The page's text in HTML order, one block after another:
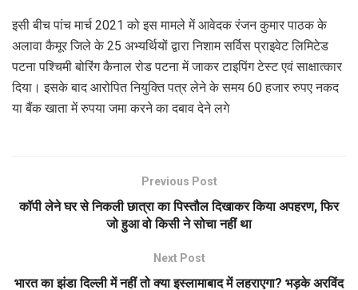
इसी बीच पांच मार्च 2021 को इस मामले में आवेदक रंजन कुमार पाठक के
अलावा कैमूर जिले के 25 अभ्यर्थियों द्वारा निशाम सर्विस प्राइवेट लिमिटेड
पटना पश्चिमी बोरिंग कैनाल रोड पटना में जाकर टाइपिंग टेस्ट एवं साक्षात्कार
दिया। इसके बाद आरोपित नियुक्ति पत्र लेने के समय 60 हजार रुपए नकद
या बैंक खाता में रुपया जमा करने का दबाव देने लगे
Previous Post
कॉपी लेने घर से निकली छात्रा का पिस्तौल दिखाकर किया अपहरण, फिर
जो हुआ वो किसी ने सोचा नहीं था
Next Post
भारत का झंडा दिल्ली में नहीं तो क्या इस्लामाबाद में लहराएगा? भड़के अरविंद